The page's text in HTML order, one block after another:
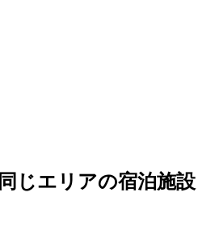
同じエリアの宿泊施設